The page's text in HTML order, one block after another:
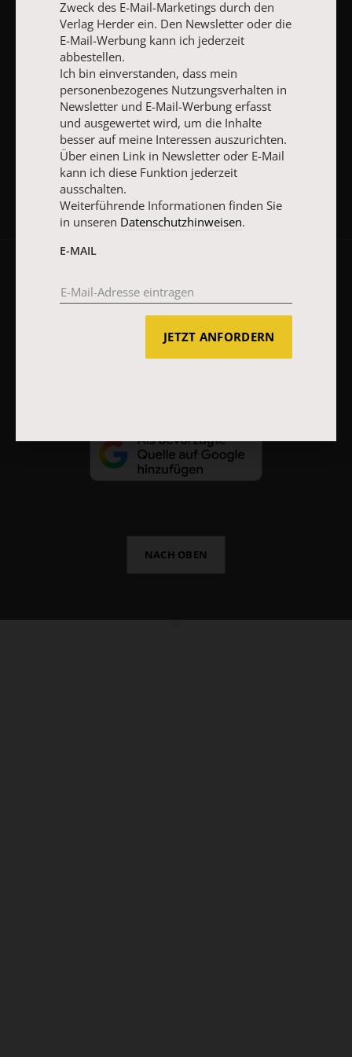
Mail kann ich diese Funktion jederzeit ausschalten.
Weiterführende Informationen finden Sie in unseren
Datenschutzhinweisen.
JETZT ANMELDEN
Impressum
Vertrag widerrufen Abo online kündigen
NACH OBEN
Zweck des E-Mail-Marketings durch den
Verlag Herder ein. Den Newsletter oder die
E-Mail-Werbung kann ich jederzeit
abbestellen.
Ich bin einverstanden, dass mein
personenbezogenes Nutzungsverhalten in
Newsletter und E-Mail-Werbung erfasst
und ausgewertet wird, um die Inhalte
besser auf meine Interessen auszurichten.
Über einen Link in Newsletter oder E-Mail
kann ich diese Funktion jederzeit
ausschalten.
Weiterführende Informationen finden Sie
in unseren Datenschutzhinweisen.
E-MAIL
JETZT ANFORDERN